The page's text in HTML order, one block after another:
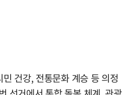
건강, 전통문화 계승 등 의정